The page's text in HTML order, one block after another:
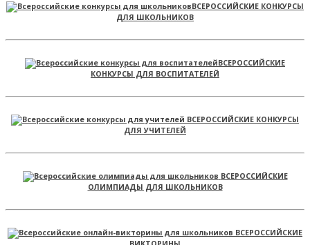
ВСЕРОССИЙСКИЕ КОНКУРСЫ
ДЛЯ ШКОЛЬНИКОВ
ВСЕРОССИЙСКИЕ
КОНКУРСЫ ДЛЯ ВОСПИТАТЕЛЕЙ
ВСЕРОССИЙСКИЕ КОНКУРСЫ
ДЛЯ УЧИТЕЛЕЙ
ВСЕРОССИЙСКИЕ
ОЛИМПИАДЫ ДЛЯ ШКОЛЬНИКОВ
ВСЕРОССИЙСКИЕ